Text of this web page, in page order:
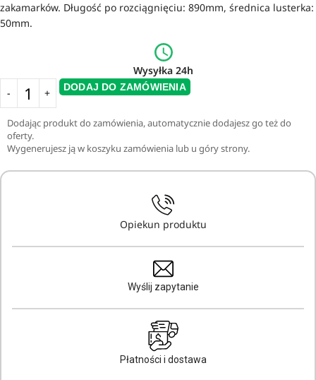
zakamarków. Długość po rozciągnięciu: 890mm, średnica lusterka:
50mm.
Wysyłka 24h
DODAJ DO ZAMÓWIENIA
Dodając produkt do zamówienia, automatycznie dodajesz go też do
oferty.
Wygenerujesz ją w koszyku zamówienia lub u góry strony.
Opiekun produktu
Wyślij zapytanie
Płatności i dostawa